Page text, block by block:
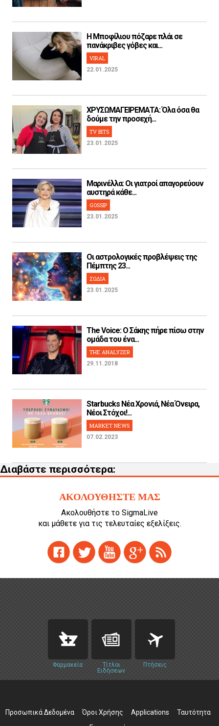
H Μποφίλιου πόζαρε πλάι σε
πανάκριβες γόβες και...
VIRAL
22.01.2025
ΧΡΥΣΩΜΑΓΕΙΡΕΜΑΤΑ: Όλα όσα θα
δούμε την προσεχή...
TV BITS
23.01.2025
Μαρινέλλα: Οι γιατροί απαγορεύουν
αυστηρά κάθε...
GOSSIP
23.01.2025
Οι αστρολογικές προβλέψεις της
Πέμπτης 23...
ΖΩΔΙΑ
23.01.2025
The Voice: Ο Σάκης πήρε πίσω στην
ομάδα του ένα...
THE ANALYZER
29.11.2018
Starbucks Νέα Χρονιά, Νέα Όνειρα,
Νέοι Στόχοι!...
MARKET NEWS
07.02.2023
Διαβάστε περισσότερα:
ΑΚΟΛΟΥΘΗΣΤΕ ΜΑΣ
Ακολουθήστε το SigmaLive
και μάθετε για τις τελευταίες εξελίξεις.
Φαρμακεία
Τίτλοι
Ειδήσεων
Πτήσεις
Προσωπικά Δεδομένα Όροι Χρήσης Applications
Ταυτότητα